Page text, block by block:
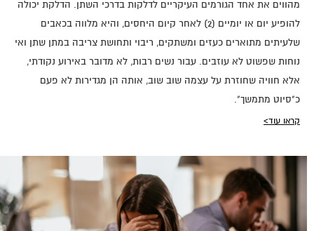
מהווים את אחד הגורמים העיקריים לדלקות בדרכי השתן. הדלקת יכולה
להופיע יום או יומיים (2) לאחר קיום היחסים, והיא מלווה בכאבים
שלעיתים מתוארים כעזים ומשתקים, ריבוי ותחושת צריבה במתן שתן ואי
נוחות שפשוט לא עוזבים. עבור נשים רבות, לא מדובר באירוע נקודתי,
אלא חוויה שחוזרת על עצמה שוב שוב, אותה הן מגדירות לא פעם
כ"סיוט מתמשך".
קראו עוד>